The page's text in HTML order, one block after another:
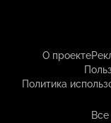
О проекте
Политика